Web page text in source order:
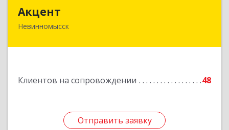
Акцент
Невинномысск
Клиентов на сопровождении 48
Отправить заявку
357112, Ставропольский край, Невинномысск г,
Отправить заявку